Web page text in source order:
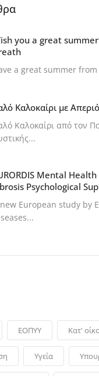
you a great
a great summer
Καλοκαίρι με
Καλοκαίρι από τον
Mental
Psychological
European study by
ΕΟΠΥΥ Κατ'
Υγεία